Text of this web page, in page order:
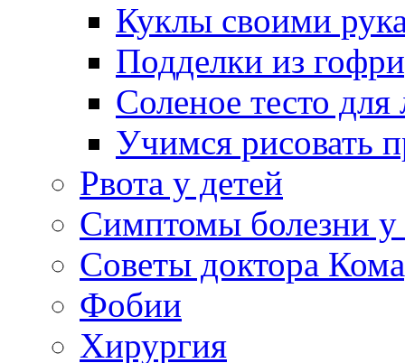
Куклы своими
Подделки из
Соленое тесто для
Учимся рисовать
Рвота у детей
Симптомы болезни у
Советы доктора
Фобии
Хирургия